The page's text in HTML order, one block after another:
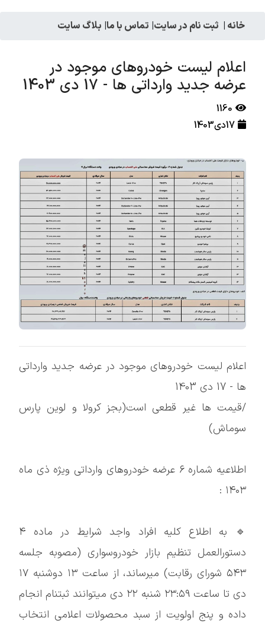
خانه | ثبت نام در سایت| تماس با ما| بلاگ سایت
اعلام لیست خودروهای موجود در
عرضه جدید وارداتی ها - 17 دی 1403
1160
17دی1403
اعلام لیست خودروهای موجود در عرضه جدید وارداتی
ها - 17 دی 1403
/قیمت ها غیر قطعی است(بجز کرولا و لوین پارس
سوماش)
اطلاعیه شماره ۶ عرضه خودروهای وارداتی ویژه ذی ماه
۱۴۰۳ :
🔹 به اطلاع کلیه افراد واجد شرایط در ماده ۴
دستورالعمل تنظیم بازار خودروسواری (مصوبه جلسه
۵۴۳ شورای رقابت) میرساند، از ساعت ۱۳ دوشنبه ۱۷
دی تا ساعت ۲۳:۵۹ شنبه ۲۲ دی میتوانند ثبتنام انجام
داده و پنج اولویت از سبد محصولات اعلامی انتخاب